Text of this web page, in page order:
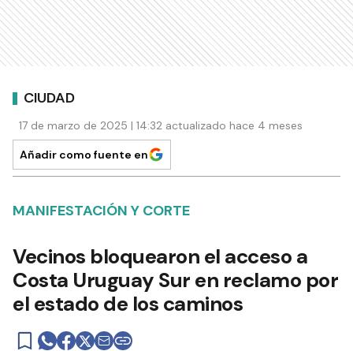
CIUDAD
17 de marzo de 2025 | 14:32 actualizado hace 4 meses
Añadir como fuente en
MANIFESTACIÓN Y CORTE
Vecinos bloquearon el acceso a
Costa Uruguay Sur en reclamo por
el estado de los caminos